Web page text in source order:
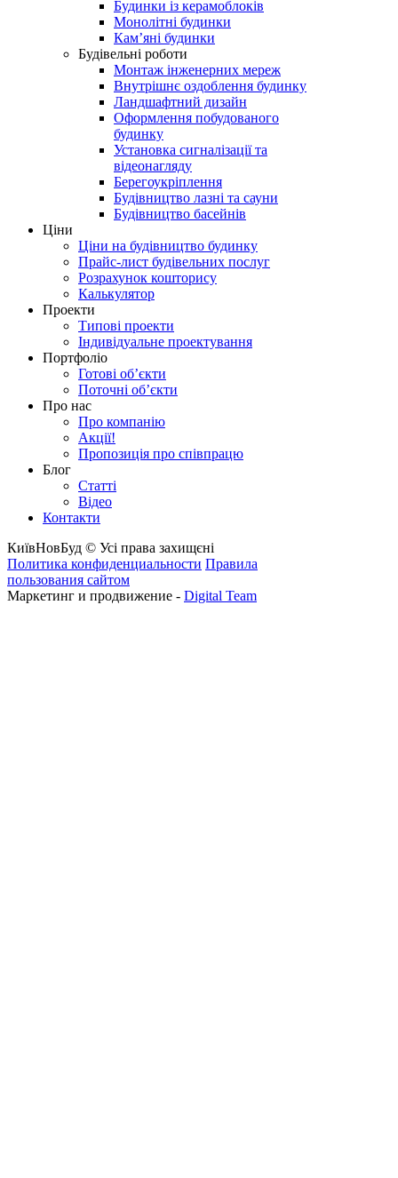
Будинки із керамоблоків
Монолітні будинки
Кам’яні будинки
Будівельні роботи
Монтаж інженерних мереж
Внутрішнє оздоблення будинку
Ландшафтний дизайн
Оформлення побудованого
будинку
Установка сигналізації та
відеонагляду
Берегоукріплення
Будівництво лазні та сауни
Будівництво басейнів
Ціни
Ціни на будівництво будинку
Прайс-лист будівельних послуг
Розрахунок кошторису
Калькулятор
Проекти
Типові проекти
Індивідуальне проектування
Портфоліо
Готові об’єкти
Поточні об’єкти
Про нас
Про компанію
Акції!
Пропозиція про співпрацю
Блог
Статті
Відео
Контакти
КиївНовБуд © Усі права захищєні
Политика конфиденциальности Правила
пользования сайтом
Маркетинг и продвижение - Digital Team